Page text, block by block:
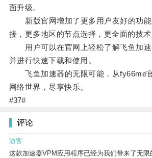
面升级。
新版官网增加了更多用户友好的功能
接，更多地区的节点选择，更全面的技术
用户可以在官网上轻松了解飞鱼加速
并进行快速下载和使用。
飞鱼加速器的无限可能，从fy66me
网络世界，尽享快乐。
#37#
评论
游客
这款加速器VPM应用程序已经为我们带来了无